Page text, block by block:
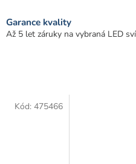
Garance kvality
Až 5 let záruky na vybraná LED
Kód: 475466